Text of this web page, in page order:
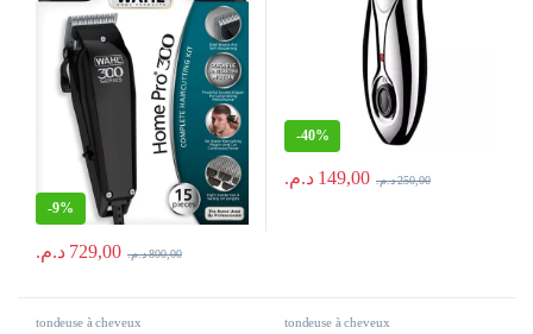
-9%
729,00 د.م. 800,00 د.م.
-40%
149,00 د.م. 250,00 د.م.
tondeuse à cheveux tondeuse à cheveux